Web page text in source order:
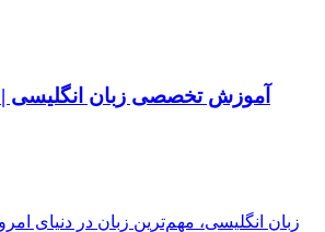
آموزش تخصصی زبان انگلیسی |
زبان انگلیسی، مهم‌ترین زبان در دنیای